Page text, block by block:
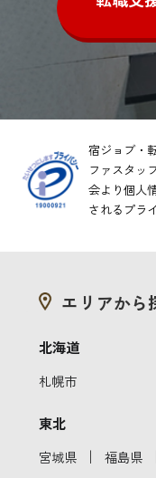
宿ジョブ・
ファスタッ
会より個人
されるプラ
エリアから
北海道
札幌市
東北
宮城県 ｜ 福島県